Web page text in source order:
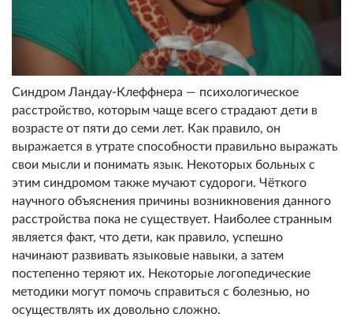
Синдром Ландау-Клеффнера — психологическое
расстройство, которым чаще всего страдают дети в
возрасте от пяти до семи лет. Как правило, он
выражается в утрате способности правильно выражать
свои мысли и понимать язык. Некоторых больных с
этим синдромом также мучают судороги. Чёткого
научного объяснения причины возникновения данного
расстройства пока не существует. Наиболее странным
является факт, что дети, как правило, успешно
начинают развивать языковые навыки, а затем
постепенно теряют их. Некоторые логопедические
методики могут помочь справиться с болезнью, но
осуществлять их довольно сложно.